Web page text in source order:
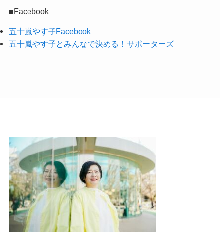
投
■Facebook
五十嵐やす子Facebook
五十嵐やす子とみんなで決める！サポーターズ